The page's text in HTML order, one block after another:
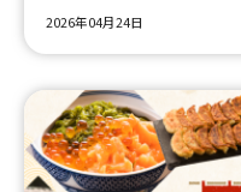
2026年04月24日